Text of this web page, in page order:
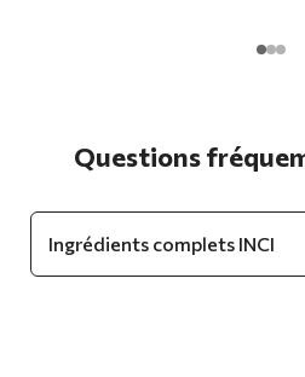
Questions
Ingrédients complets INCI